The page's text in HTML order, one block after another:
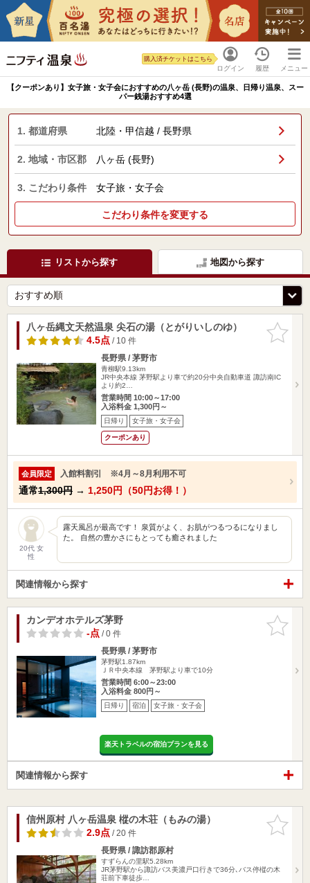
ログイン
購入済チケットはこちら
履歴 メニュー
【クーポンあり】女子旅・女子会におすすめの八ヶ岳 (長野)の温泉、日帰り温泉、スー
パー銭湯おすすめ4選
1. 都道府県 北陸・甲信越 / 長野県
2. 地域・市区郡 八ヶ岳 (長野)
3. こだわり条件 女子旅・女子会
こだわり条件を変更する
リストから探す 地図から探す
お気に入
りに追加
八ヶ岳縄文天然温泉 尖石の湯（とがりいしのゆ）
4.5点/ 10 件
長野県 / 茅野市
青柳駅9.13km
JR中央本線 茅野駅より車で約20分中央自動車道 諏訪南IC
より約2…
営業時間 10:00～17:00
入浴料金 1,300円～
日帰り 女子旅・女子会
クーポンあり
会員限定 入館料割引 ※4月～8月利用不可
通常1,300円 → 1,250円（50円お得！）
20代 女
性
露天風呂が最高です！ 泉質がよく、お肌がつるつるになりまし
た。 自然の豊かさにもとっても癒されました
関連情報から探す
お気に入
りに追加
カンデオホテルズ茅野
-点/ 0 件
長野県 / 茅野市
茅野駅1.87km
ＪＲ中央本線 茅野駅より車で10分
営業時間 6:00～23:00
入浴料金 800円～
日帰り 宿泊 女子旅・女子会
楽天トラベルの宿泊プランを見る
関連情報から探す
お気に入
りに追加
信州原村 八ヶ岳温泉 樅の木荘（もみの湯）
2.9点/ 20 件
長野県 / 諏訪郡原村
すずらんの里駅5.28km
JR茅野駅から諏訪バス美濃戸口行きで36分､バス停樅の木
荘前下車徒歩…